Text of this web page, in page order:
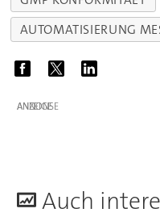
AUTOMATISIERUNG
ANZEIGE
Auch